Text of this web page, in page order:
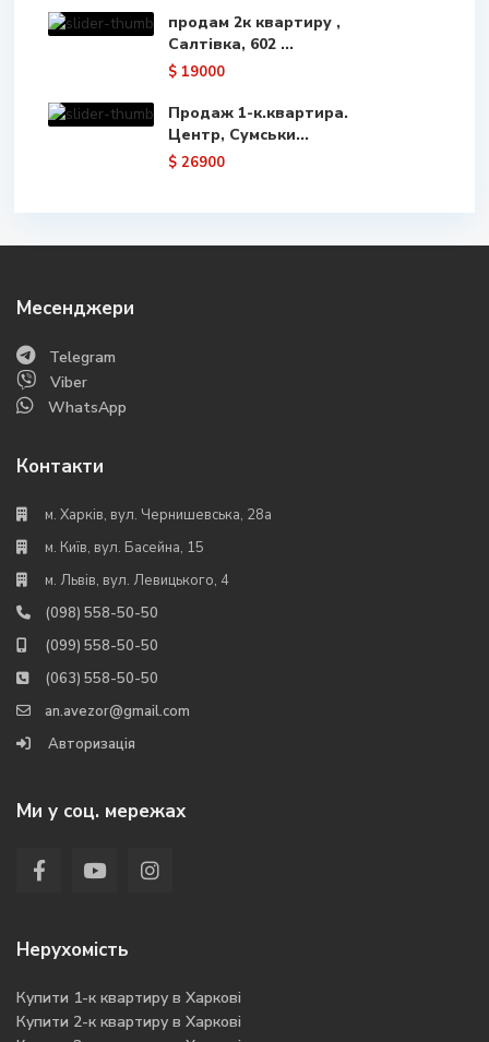
продам 2к квартиру ,
Салтівка, 602 ...
$ 19000
Продаж 1-к.квартира.
Центр, Сумськи...
$ 26900
Месенджери
Telegram
Viber
WhatsApp
Контакти
м. Харків, вул. Чернишевська, 28а
м. Київ, вул. Басейна, 15
м. Львів, вул. Левицького, 4
(098) 558-50-50
(099) 558-50-50
(063) 558-50-50
an.avezor@gmail.com
Авторизація
Ми у соц. мережах
Нерухомість
Купити 1-к квартиру в Харкові
Купити 2-к квартиру в Харкові